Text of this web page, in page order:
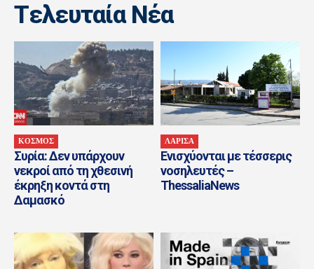
Tελευταία Nέα
ΚΟΣΜΟΣ
Συρία: Δεν υπάρχουν
νεκροί από τη χθεσινή
έκρηξη κοντά στη
Δαμασκό
ΛΑΡΙΣΑ
Ενισχύονται με τέσσερις
νοσηλευτές –
ThessaliaNews